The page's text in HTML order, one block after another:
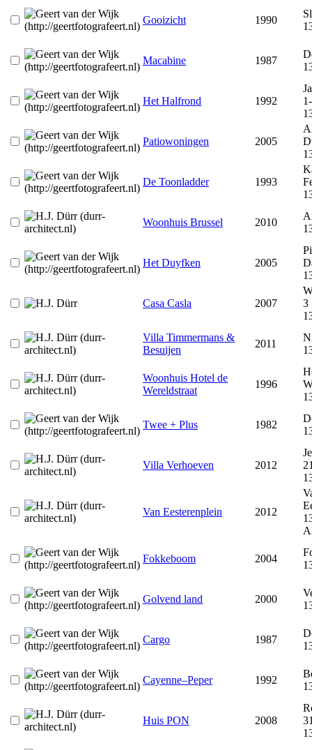
Gooizicht 1990
Macabine 1987
Het Halfrond 1992
Patiowoningen 2005
De Toonladder 1993
Woonhuis Brussel 2010
Het Duyfken 2005
Casa Casla 2007
3
Villa Timmermans &
Besuijen
2011
Woonhuis Hotel de
Wereldstraat
1996
Twee + Plus 1982
Villa Verhoeven 2012
Van Eesterenplein 2012
Fokkeboom 2004
Golvend land 2000
Cargo 1987
Cayenne–Peper 1992
Huis PON 2008